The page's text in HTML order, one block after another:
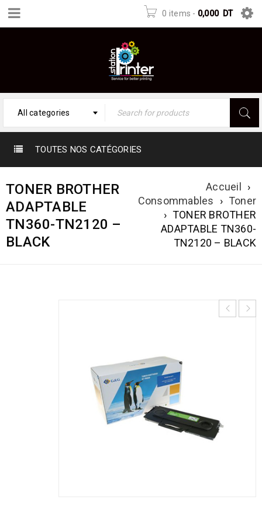
0 items - 0,000 DT
All categories
TOUTES NOS CATÉGORIES
TONER BROTHER
ADAPTABLE
TN360-TN2120 –
BLACK
Accueil
›
Consommables
› Toner
› TONER BROTHER
ADAPTABLE TN360-
TN2120 – BLACK